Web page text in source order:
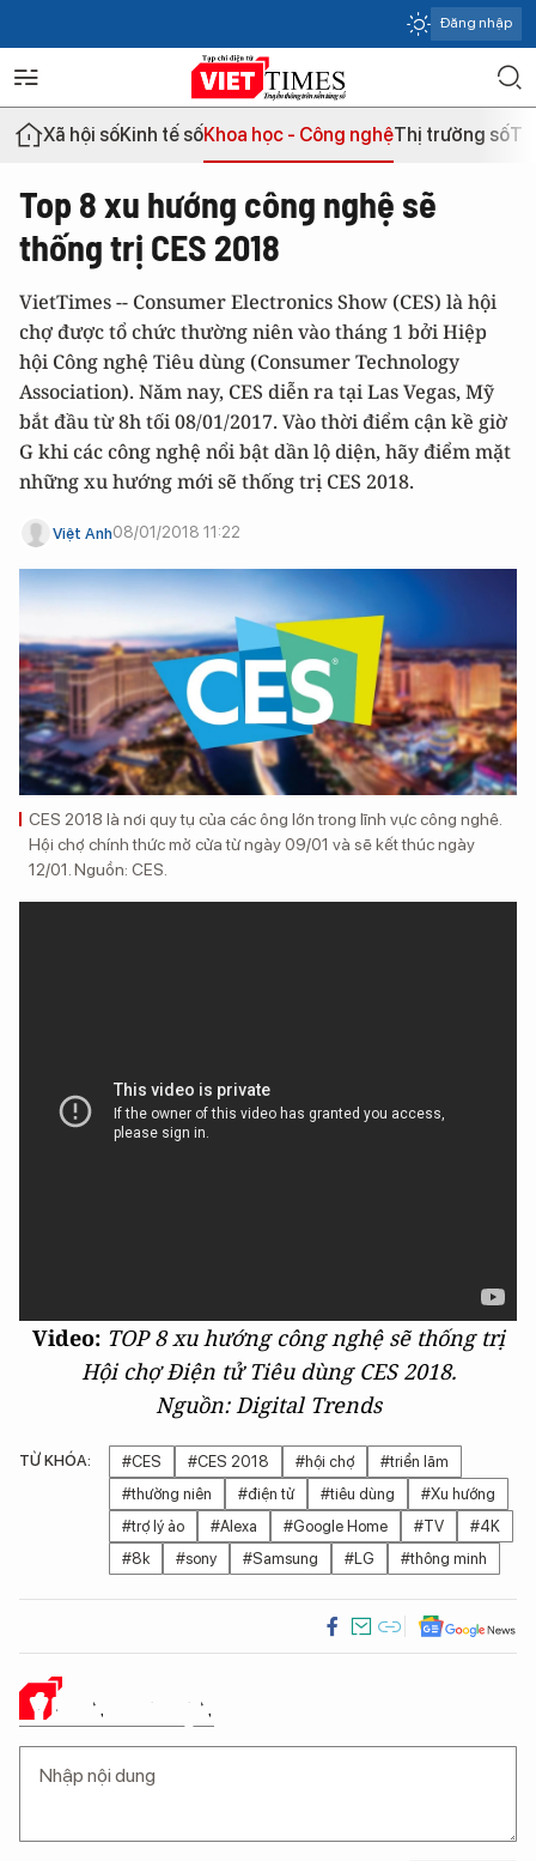
Đăng nhập
Xã hội sốKinh tế sốKhoa học - Công nghệThị trường số
Top 8 xu hướng công nghệ sẽ
thống trị CES 2018
VietTimes -- Consumer Electronics Show (CES) là hội
chợ được tổ chức thường niên vào tháng 1 bởi Hiệp
hội Công nghệ Tiêu dùng (Consumer Technology
Association). Năm nay, CES diễn ra tại Las Vegas, Mỹ
bắt đầu từ 8h tối 08/01/2017. Vào thời điểm cận kề giờ
G khi các công nghệ nổi bật dần lộ diện, hãy điểm mặt
những xu hướng mới sẽ thống trị CES 2018.
Việt Anh08/01/2018 11:22
CES 2018 là nơi quy tụ của các ông lớn trong lĩnh vực công nghê.
Hội chợ chính thức mở cửa từ ngày 09/01 và sẽ kết thúc ngày
12/01. Nguồn: CES.
Video: TOP 8 xu hướng công nghệ sẽ thống trị
Hội chợ Điện tử Tiêu dùng CES 2018.
Nguồn: Digital Trends
TỪ KHÓA: #CES #CES 2018 #hội chợ
#triển lãm
#thường niên
#điện tử #tiêu dùng
#Xu hướng
#trợ lý ảo
#Alexa #Google Home #TV
#4K
#8k
#sony #Samsung #LG #thông minh
Ý KIẾN CỦA BẠN